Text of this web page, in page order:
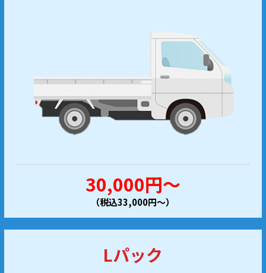
30,000円～
（税込33,000円～）
Lパック